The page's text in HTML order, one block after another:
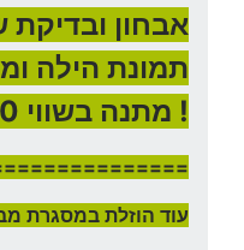
אבחון
תמונת הילה
! מתנה בשווי 850 ש"ח .
עוד הוזלת במסגרת